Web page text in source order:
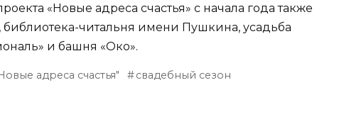
«Новые адреса счастья» с начала года также
читальня имени Пушкина, усадьба
и башня «Око».
адреса счастья" свадебный сезон